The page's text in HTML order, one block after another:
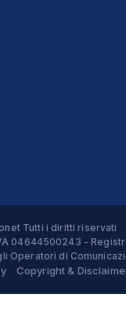
Tutti i diritti riservati
04644500243 -
Operatori di
Copyright &